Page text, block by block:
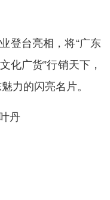
登台亮相，将“广东
化广货”行销天下，
力的闪亮名片。
丹